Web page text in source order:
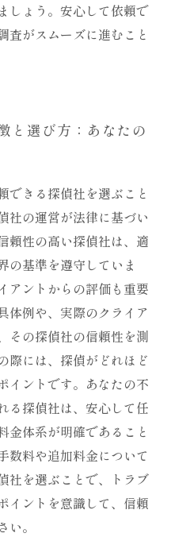
しょう。安心して依頼で
査がスムーズに進むこと
と選び方：あなたの
できる探偵社を選ぶこと
社の運営が法律に基づい
頼性の高い探偵社は、適
の基準を遵守していま
アントからの評価も重要
体例や、実際のクライア
その探偵社の信頼性を測
際には、探偵がどれほど
イントです。あなたの不
る探偵社は、安心して任
金体系が明確であること
数料や追加料金について
社を選ぶことで、トラブ
イントを意識して、信頼
。